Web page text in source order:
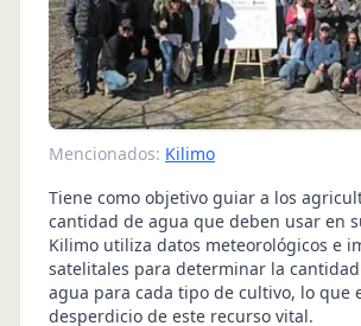
Mencionados: Kilimo
Tiene como objetivo guiar a los
cantidad de agua que deben usar en
Kilimo utiliza datos meteorológicos e
satelitales para determinar la
agua para cada tipo de cultivo, lo que
desperdicio de este recurso vital.